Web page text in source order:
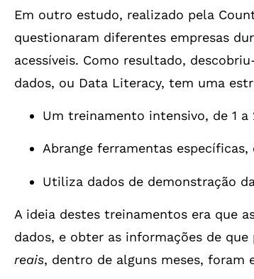
Em outro estudo, realizado pela
questionaram diferentes empresas
acessíveis. Como resultado,
dados, ou Data Literacy, tem uma
Um treinamento intensivo, de 1 a
Abrange ferramentas
Utiliza dados de demonstração
A ideia destes treinamentos era que
dados, e obter as informações de
reais, dentro de alguns meses, foram